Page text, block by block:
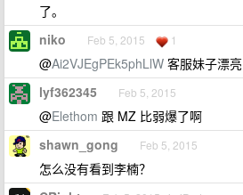
了。
niko Feb 5, 2015 1
@Ai2VJEgPEk5phLlW 客服妹子漂亮
lyf362345 Feb 5, 2015
@Elethom 跟 MZ 比弱爆了啊
shawn_gong Feb 5, 2015
怎么没有看到李楠？